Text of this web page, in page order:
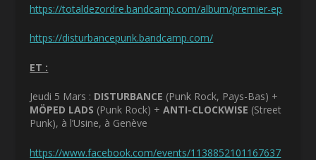
https://totaldezordre.bandcamp.com/album/premier-ep
https://disturbancepunk.bandcamp.com/
ET :
Jeudi 5 Mars : DISTURBANCE (Punk Rock, Pays-Bas) +
MÖPED LADS (Punk Rock) +ANTI-CLOCKWISE (Street
Punk), à l’Usine, à Genève
https://www.facebook.com/events/1138852101167637